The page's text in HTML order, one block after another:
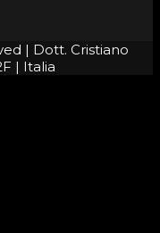
| Dott. Cristiano
| Italia